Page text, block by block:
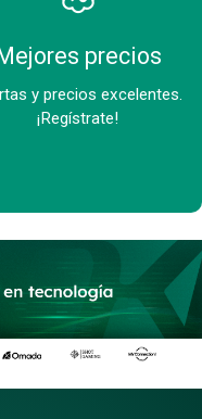
precios
y precios excelentes.
¡Regístrate!